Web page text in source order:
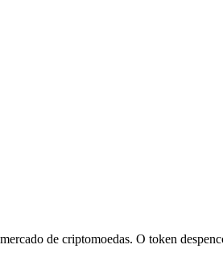
de criptomoedas. O token